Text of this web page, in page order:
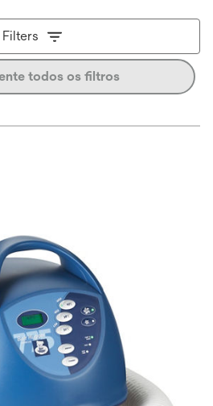
Filters
todos os filtros